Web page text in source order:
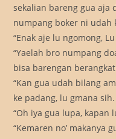
sekalian bareng gua aja
numpang boker ni udah
“Enak aje lu ngomong,
“Yaelah bro numpang
bisa barengan
“Kan gua udah bilang
ke padang, lu gmana sih.
“Oh iya gua lupa, kapan
“Kemaren no’ makanya